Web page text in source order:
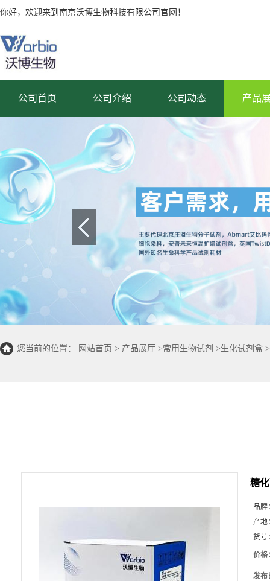
你好，欢迎来到南京沃博生物科技有限公司官网！
公司首页 公司介绍 公司动态 产品
您当前的位置： 网站首页 > 产品展厅 >常用生物试剂 >生化试剂盒 >
糖
品牌
产地
货号
价格
发布